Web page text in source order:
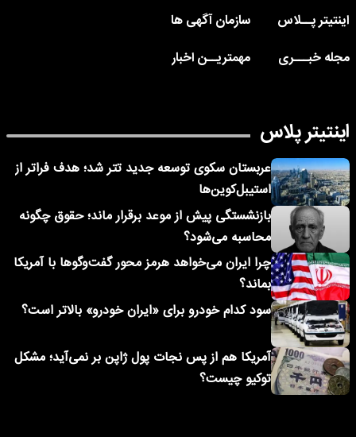
اینتیتر پــلاس
سازمان آگهی ها
مجله خبـــری
مهمتریــن اخبار
اینتیتر پلاس
عربستان سکوی توسعه جدید تتر شد؛ هدف فراتر از
استیبل‌کوین‌ها
بازنشستگی پیش از موعد برقرار ماند؛ حقوق چگونه
محاسبه می‌شود؟
چرا ایران می‌خواهد هرمز محور گفت‌وگوها با آمریکا
بماند؟
سود کدام خودرو برای «ایران خودرو» بالاتر است؟
آمریکا هم از پس نجات پول ژاپن بر نمی‌آید؛ مشکل
توکیو چیست؟